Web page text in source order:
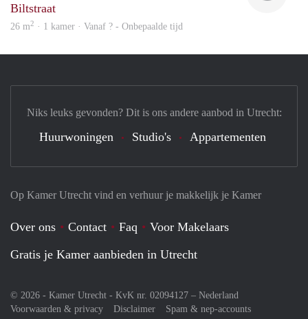
Biltstraat
26 m2 · 1 kamer · Vanaf ? - Onbepaalde tijd
Op Kamer Utrecht vind en verhuur je makkelijk je Kamer
Over ons Contact Faq
Voor Makelaars
Gratis je Kamer aanbieden in Utrecht
© 2026 - Kamer Utrecht - KvK nr. 02094127 – Nederland
Voorwaarden & privacy
Disclaimer
Spam & nep-accounts
Niks leuks gevonden? Dit is ons andere aanbod in Utrecht:
Huurwoningen Studio's Appartementen